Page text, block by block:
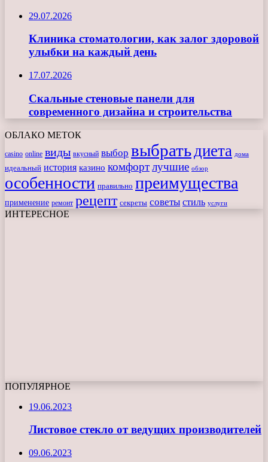
29.07.2026
Клиника стоматологии, как залог здоровой
улыбки на каждый день
17.07.2026
Скальные стеновые панели для
современного дизайна и строительства
ОБЛАКО МЕТОК
casino online виды вкусный выбор выбрать диета дома
идеальный история казино комфортлучшие обзор
особенности правильно преимущества
применение ремонт рецепт секреты советы стиль услуги
ИНТЕРЕСНОЕ
ПОПУЛЯРНОЕ
19.06.2023
Листовое стекло от ведущих производителей
09.06.2023